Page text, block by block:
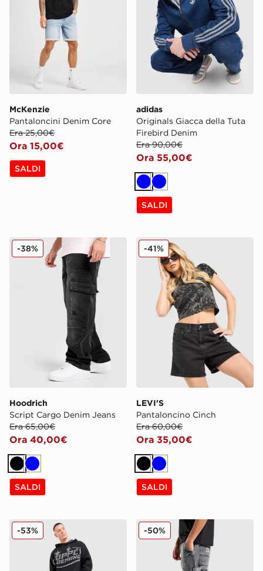
McKenzie
Pantaloncini Denim Core
Era 25,00€
Ora 15,00€
SALDI
adidas
Originals Giacca della Tuta
Firebird Denim
Era 90,00€
Ora 55,00€
BluBlu
SALDI
Hoodrich Script Cargo Denim Jeans
Hoodrich
Script Cargo Denim Jeans
Era 65,00€
Ora 40,00€
-38%
Nero
Blu
SALDI
LEVI'S Pantaloncino Cinch
LEVI'S
Pantaloncino Cinch
Era 60,00€
Ora 35,00€
-41%
Nero
Blu
SALDI
Supply & Demand Jeans Astrophel
-53% Unlike Humans Jeans Jaxon
-50%